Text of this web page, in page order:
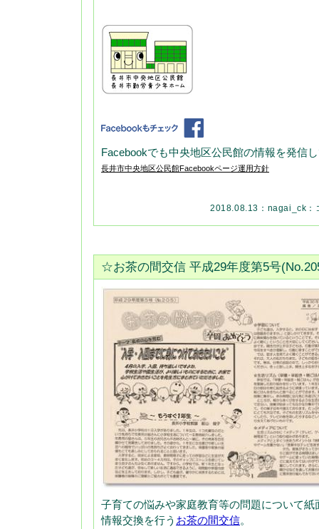
Facebookでも中央地区公民館の情報を発信
長井市中央地区公民館Facebookページ運用方針
2018.08.13： nagai_ck ：
☆お茶の間交信 平成29年度第5号
子育ての悩みや家庭教育等の問題について紙
情報交換を行う お茶の間交信。